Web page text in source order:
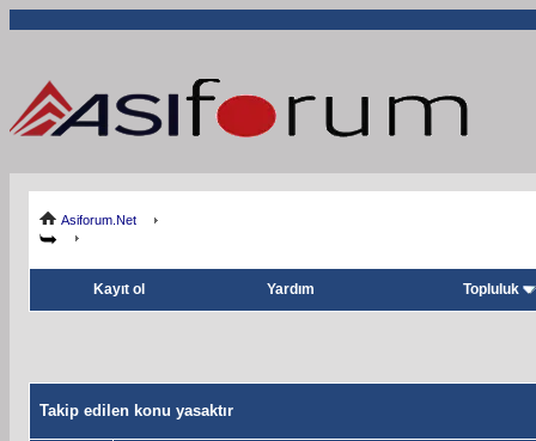
Asiforum.Net
Kayıt ol Yardım Topluluk
Takip edilen konu yasaktır